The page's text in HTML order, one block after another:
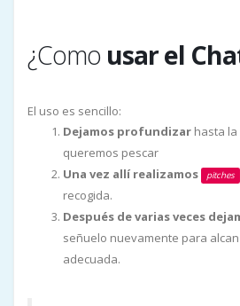
¿Como usar el
El uso es sencillo:
Dejamos profundizar hasta
queremos pescar
Una vez allí realizamos
pitches
recogida.
Después de varias veces
señuelo nuevamente para
adecuada.